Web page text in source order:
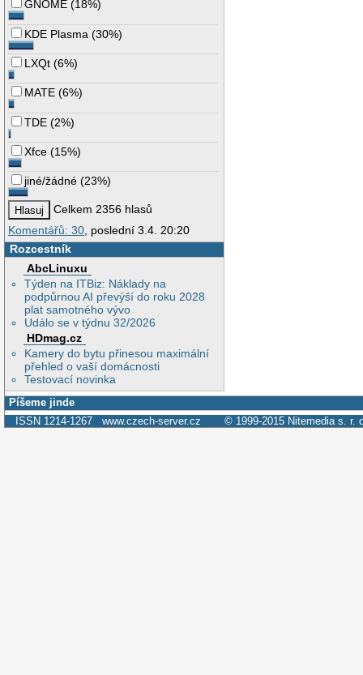
GNOME (18%)
KDE Plasma (30%)
LXQt (6%)
MATE (6%)
TDE (2%)
Xfce (15%)
jiné/žádné (23%)
Celkem 2356 hlasů
Komentářů: 30 , poslední 3.4. 20:20
Rozcestník
AbcLinuxu
Týden na ITBiz: Náklady na
podpůrnou AI převýší do roku 2028
plat samotného vývo
Událo se v týdnu 32/2026
HDmag.cz
Kamery do bytu přinesou maximální
přehled o vaší domácnosti
Testovací novinka
Píšeme jinde
ISSN 1214-1267 www.czech-server.cz © 1999-2015 Nitemedia s. r.